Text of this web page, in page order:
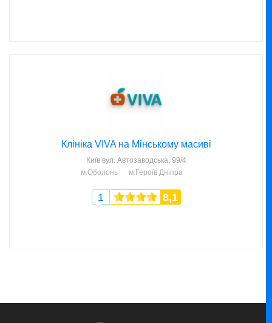
Клініка VIVA на Мінському масиві
Київ вул. Автозаводська, 99/4
м.Оболонь
м.Героїв Дніпра
1 8,1